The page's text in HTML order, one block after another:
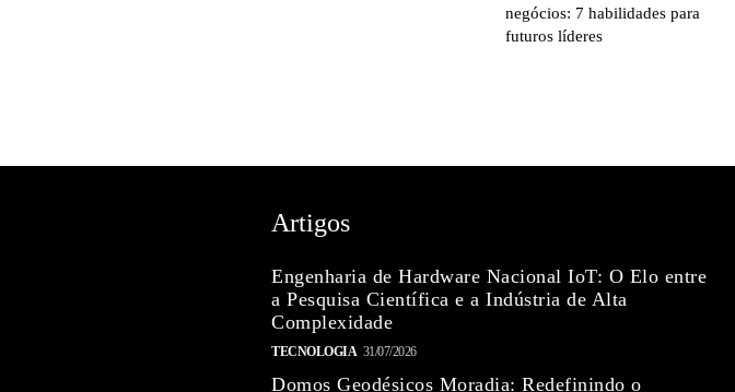
negócios: 7 habilidades para
futuros líderes
Artigos
Engenharia de Hardware Nacional IoT: O Elo entre
a Pesquisa Científica e a Indústria de Alta
Complexidade
TECNOLOGIA 31/07/2026
Domos Geodésicos Moradia: Redefinindo o